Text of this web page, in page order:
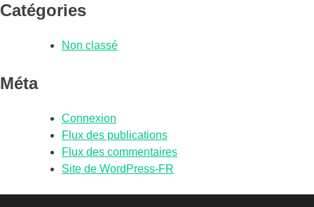
Catégories
Non classé
Méta
Connexion
Flux des publications
Flux des commentaires
Site de WordPress-FR